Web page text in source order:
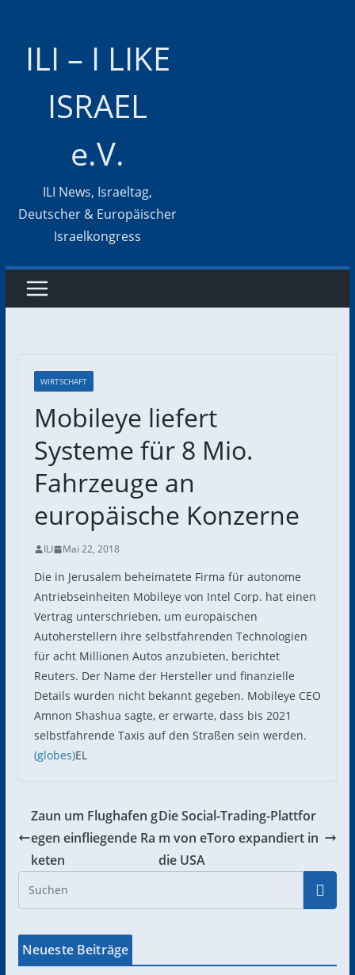
ILI – I LIKE
ISRAEL
e.V.
ILI News, Israeltag,
Deutscher & Europäischer
Israelkongress
WIRTSCHAFT
Mobileye liefert
Systeme für 8 Mio.
Fahrzeuge an
europäische Konzerne
ILI Mai 22, 2018
Die in Jerusalem beheimatete Firma für autonome
Antriebseinheiten Mobileye von Intel Corp. hat einen
Vertrag unterschrieben, um europäischen
Autoherstellern ihre selbstfahrenden Technologien
für acht Millionen Autos anzubieten, berichtet
Reuters. Der Name der Hersteller und finanzielle
Details wurden nicht bekannt gegeben. Mobileye CEO
Amnon Shashua sagte, er erwarte, dass bis 2021
selbstfahrende Taxis auf den Straßen sein werden.
(globes)EL
Zaun um Flughafen g
egen einfliegende Ra
keten
Die Social-Trading-Plattfor
m von eToro expandiert in
die USA
Neueste Beiträge